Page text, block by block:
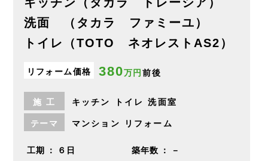
洗面 （タカラ ファミーユ）
トイレ（TOTO ネオレストAS2）
リフォーム価格 380万円 前後
施 工 キッチン トイレ 洗面室
テーマ マンション リフォーム
工期 ６日 築年数 －